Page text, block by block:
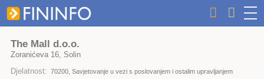
The Mall d.o.o.
Zoranićeva 16, Solin
Djelatnost: 70200, Savjetovanje u vezi s poslovanjem i ostalim upravljanjem